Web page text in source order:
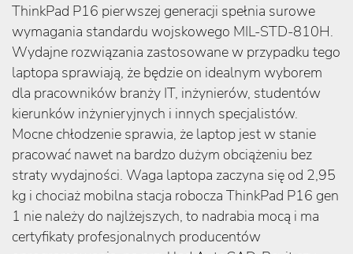
ThinkPad P16 pierwszej generacji spełnia surowe
wymagania standardu wojskowego MIL-STD-810H.
Wydajne rozwiązania zastosowane w przypadku tego
laptopa sprawiają, że będzie on idealnym wyborem
dla pracowników branży IT, inżynierów, studentów
kierunków inżynieryjnych i innych specjalistów.
Mocne chłodzenie sprawia, że laptop jest w stanie
pracować nawet na bardzo dużym obciążeniu bez
straty wydajności. Waga laptopa zaczyna się od 2,95
kg i chociaż mobilna stacja robocza ThinkPad P16 gen
1 nie należy do najlżejszych, to nadrabia mocą i ma
certyfikaty profesjonalnych producentów